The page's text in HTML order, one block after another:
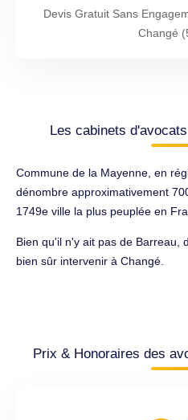
Devis Gratuit Sans
Changé
Les cabinets
Commune de la Mayenne, en
dénombre approximativement
1749e ville la plus peuplée en
Bien qu'il n'y ait pas de Barreau,
bien sûr intervenir à Changé.
Prix & Honoraires des